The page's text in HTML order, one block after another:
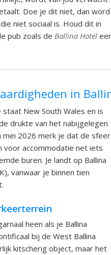
Doe je dit niet, dan word
niet sociaal is. Houd dit in
pub zoals de Ballina Hotel
in
staat New South Wales en is
drukte van het nabijgelegen
mei 2026 merk je dat de sfeer
voor accommodatie net iets
buren. Je landt op Ballina
vanwaar je binnen tien
heen als je Ballina
bij de West Ballina
kitscherig object, maar het